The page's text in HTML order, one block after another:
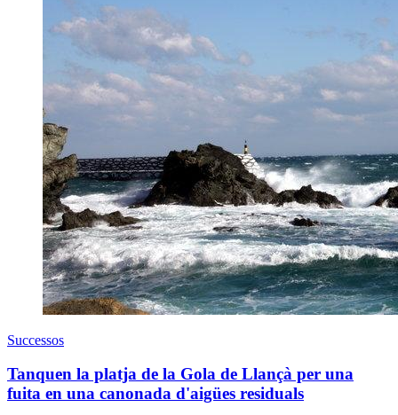
Successos
Tanquen la platja de la Gola de Llançà per una
fuita en una canonada d'aigües residuals